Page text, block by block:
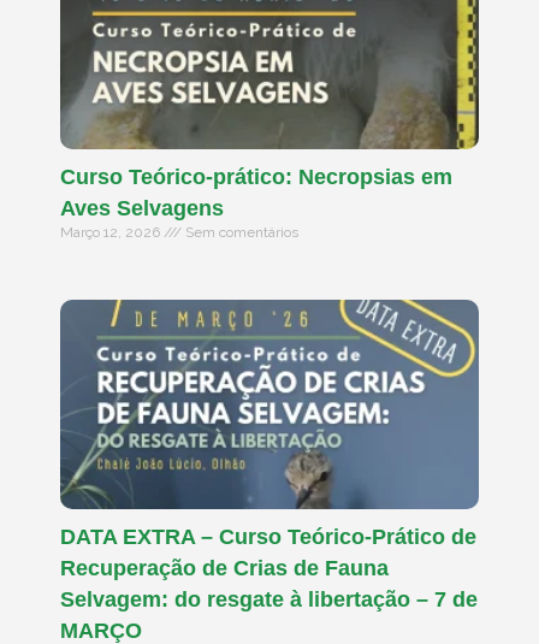
Curso Teórico-prático: Necropsias em
Aves Selvagens
Março 12, 2026 Sem comentários
DATA EXTRA – Curso Teórico-Prático de
Recuperação de Crias de Fauna
Selvagem: do resgate à libertação – 7 de
MARÇO